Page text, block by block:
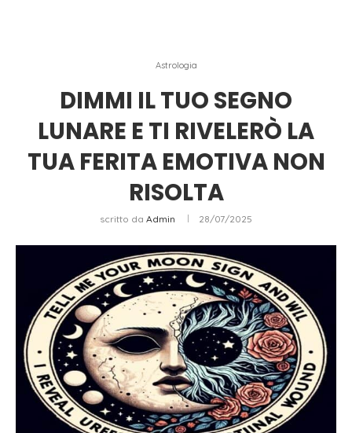
Astrologia
DIMMI IL TUO SEGNO
LUNARE E TI RIVELERÒ LA
TUA FERITA EMOTIVA NON
RISOLTA
scritto da Admin 28/07/2025